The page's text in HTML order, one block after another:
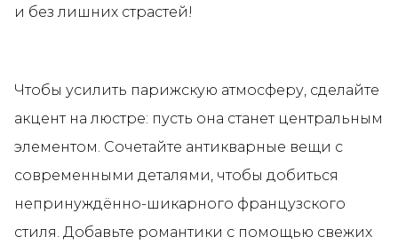
и без лишних страстей!
Чтобы усилить парижскую атмосферу, сделайте
акцент на люстре: пусть она станет центральным
элементом. Сочетайте антикварные вещи с
современными деталями, чтобы добиться
непринуждённо-шикарного французского
стиля. Добавьте романтики с помощью свежих